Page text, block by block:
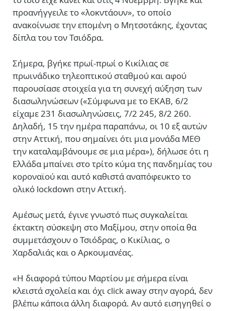
προανήγγειλε το «λοκντάουν», το οποίο
ανακοίνωσε την επομένη ο Μητσοτάκης, έχοντας
δίπλα του τον Τσιόδρα.
Σήμερα, βγήκε πρωί-πρωί ο Κικίλιας σε
πρωινάδικο τηλεοπτικού σταθμού και αφού
παρουσίασε στοιχεία για τη συνεχή αύξηση των
διασωληνώσεων («Σύμφωνα με το ΕΚΑΒ, 6/2
είχαμε 231 διασωληνώσεις, 7/2 245, 8/2 260.
Δηλαδή, 15 την ημέρα παραπάνω, οι 10 εξ αυτών
στην Αττική, που σημαίνει ότι μια μονάδα ΜΕΘ
την καταλαμβάνουμε σε μια μέρα»), δήλωσε ότι η
Ελλάδα μπαίνει στο τρίτο κύμα της πανδημίας του
κοροναϊού και αυτό καθιστά αναπόφευκτο το
ολικό lockdown στην Αττική.
Αμέσως μετά, έγινε γνωστό πως συγκαλείται
έκτακτη σύσκεψη στο Μαξίμου, στην οποία θα
συμμετάσχουν ο Τσιόδρας, ο Κικίλιας, ο
Χαρδαλιάς και ο Αρκουμανέας.
«Η διαφορά τύπου Μαρτίου με σήμερα είναι
κλειστά σχολεία και όχι click away στην αγορά, δεν
βλέπω κάποια άλλη διαφορά. Αν αυτό εισηγηθεί ο